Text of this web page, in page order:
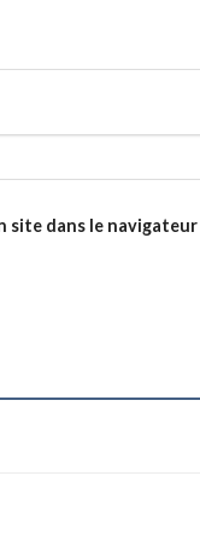
site dans le